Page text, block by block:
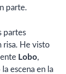
parte.
partes
risa. He visto
Lobo,
escena en la